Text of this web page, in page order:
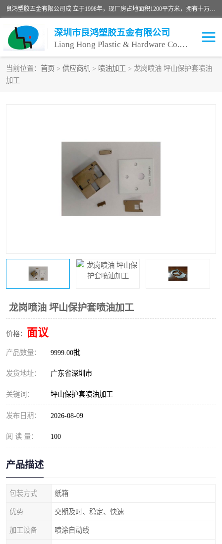
良鸿塑胶五金有限公司成 立于1998年，现厂房占地面积1200平方米，拥有十万级无尘车间，自动喷涂线1条，手动喷涂线2条，丝印移印滚印烫印拉线1条，本公司自建厂以来一直 以“顾客、品质、服务三个第一”为原则，从来货到处理、喷漆、烘烤、品检、包装等每一道工序都严格把持质量关，竭诚为广大朋友、客户服务。现如今已深得广 大客户信赖。
深圳市良鸿塑胶五金有限公司
Liang Hong Plastic & Hardware Co. Ltd
当前位置： 首页 > 供应商机 > 喷油加工 > 龙岗喷油 坪山保护套喷油
加工
龙岗喷油 坪山保护套喷油加工
价格： 面议
产品数量： 9999.00批
发货地址： 广东省深圳市
关键词： 坪山保护套喷油加工
发布日期： 2026-08-09
阅 读 量： 100
产品描述
包装方式 纸箱
优势 交期及时、稳定、快速
加工设备 喷涂自动线
喷油加工